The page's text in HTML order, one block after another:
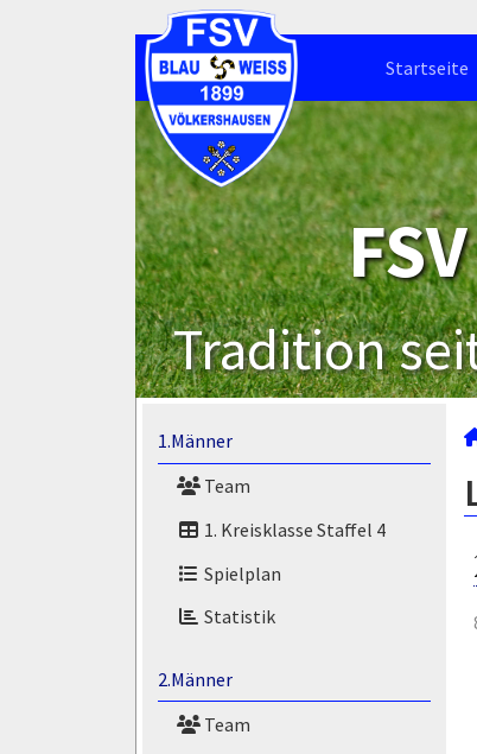
Startseite
Tradition
1.Männer
Team
1. Kreisklasse Staffel 4
Spielplan
Statistik
2.Männer
Team